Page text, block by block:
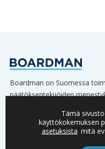
Boardman on Suomessa
päätöksentekijöiden
hallitusten jäseniä sekä
Tämä
käyttökokemuksen
asetuksista mitä